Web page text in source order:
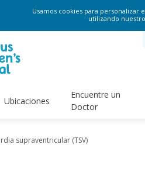
Usamos cookies para personalizar
utilizando
Ubicaciones
Encuentre un
Doctor
supraventricular (TSV)